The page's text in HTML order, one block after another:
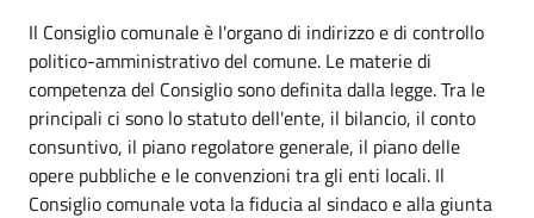
Il Consiglio comunale è l'organo di indirizzo e di controllo
politico-amministrativo del comune. Le materie di
competenza del Consiglio sono definita dalla legge. Tra le
principali ci sono lo statuto dell'ente, il bilancio, il conto
consuntivo, il piano regolatore generale, il piano delle
opere pubbliche e le convenzioni tra gli enti locali. Il
Consiglio comunale vota la fiducia al sindaco e alla giunta